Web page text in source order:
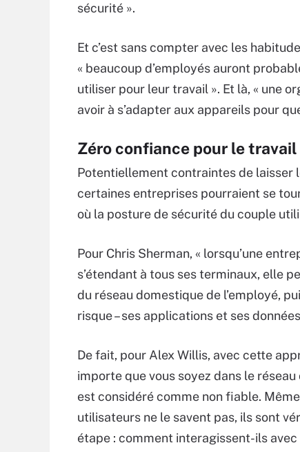
sécurité ».
Et c’est sans compter avec les
« beaucoup d’employés auront
utiliser pour leur travail ». Et là, « une
avoir à s’adapter aux appareils pour
Zéro confiance pour le
Potentiellement contraintes de laisser
certaines entreprises pourraient se
où la posture de sécurité du couple
Pour Chris Sherman, « lorsqu’une
s’étendant à tous ses terminaux, elle
du réseau domestique de l’employé,
risque – ses applications et ses
De fait, pour Alex Willis, avec cette
importe que vous soyez dans le réseau
est considéré comme non fiable.
utilisateurs ne le savent pas, ils sont
étape : comment interagissent-ils avec